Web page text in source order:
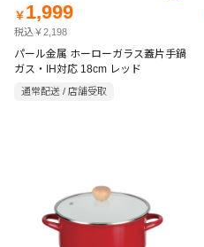
￥ 1,999
税込￥2,198
パール金属 ホーローガラス蓋片手鍋
ガス・IH対応 18cm レッド
通常配送 / 店舗受取